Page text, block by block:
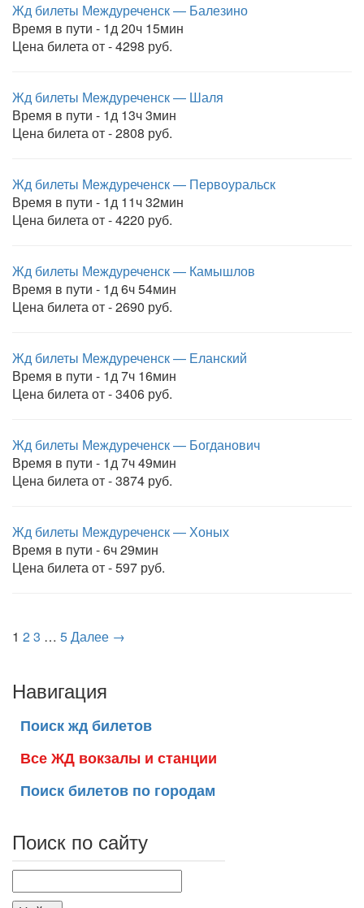
Жд билеты Междуреченск — Балезино
Время в пути - 1д 20ч 15мин
Цена билета от - 4298 руб.
Жд билеты Междуреченск — Шаля
Время в пути - 1д 13ч 3мин
Цена билета от - 2808 руб.
Жд билеты Междуреченск — Первоуральск
Время в пути - 1д 11ч 32мин
Цена билета от - 4220 руб.
Жд билеты Междуреченск — Камышлов
Время в пути - 1д 6ч 54мин
Цена билета от - 2690 руб.
Жд билеты Междуреченск — Еланский
Время в пути - 1д 7ч 16мин
Цена билета от - 3406 руб.
Жд билеты Междуреченск — Богданович
Время в пути - 1д 7ч 49мин
Цена билета от - 3874 руб.
Жд билеты Междуреченск — Хоных
Время в пути - 6ч 29мин
Цена билета от - 597 руб.
1 23 … 5Далее →
Навигация
Поиск жд билетов
Все ЖД вокзалы и станции
Поиск билетов по городам
Поиск по сайту